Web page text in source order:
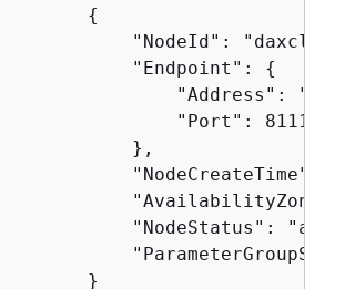
{
"NodeId":
"Endpoint":
{
"Address":
"Port": 8111
},
"NodeCreateTime":
"NodeStatus":
}